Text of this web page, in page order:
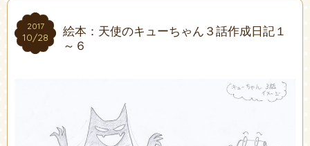
2017
10/28
2017
10/28
絵本：天使のキューちゃん３話作成日記１
～６